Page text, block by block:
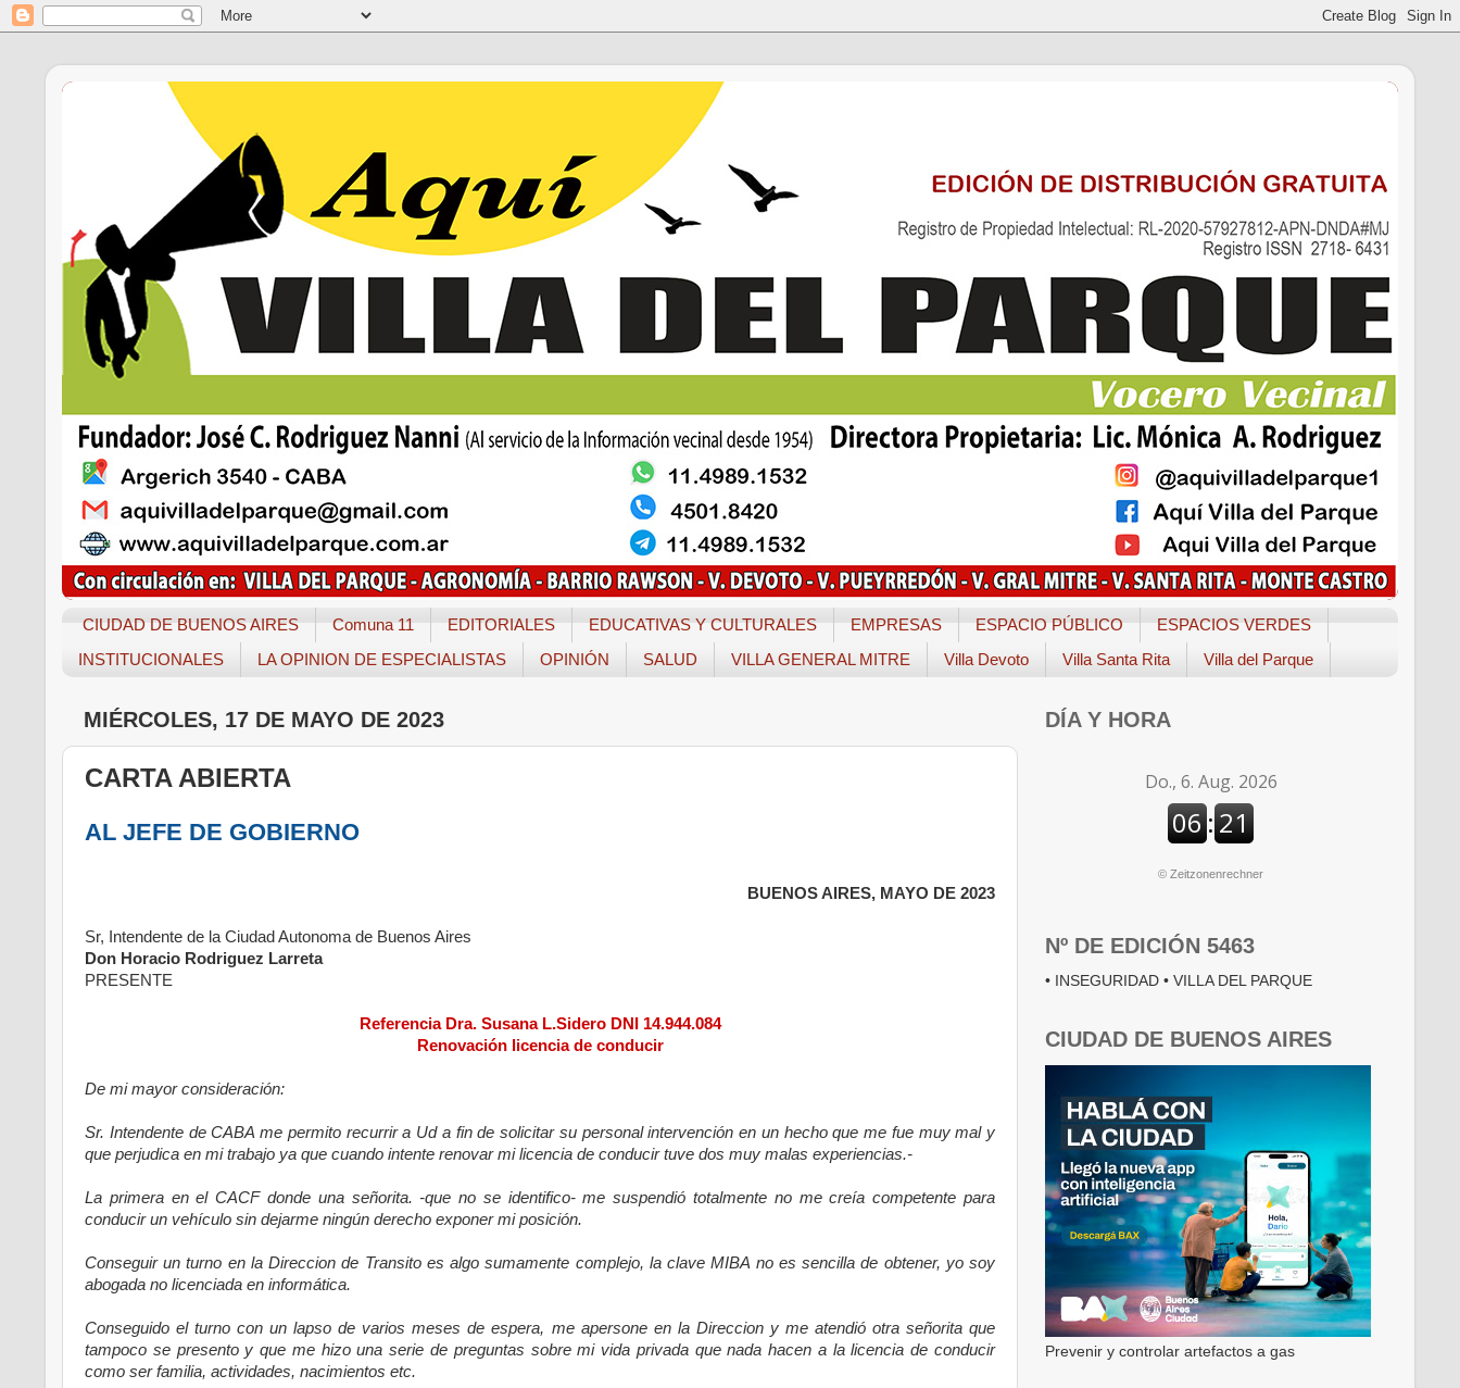
CIUDAD DE BUENOS AIRES Comuna 11 EDITORIALES EDUCATIVAS Y CULTURALES EMPRESAS ESPACIO PÚBLICO
ESPACIOS VERDES
INSTITUCIONALES
LA OPINION DE ESPECIALISTAS OPINIÓN SALUD VILLA GENERAL MITRE Villa Devoto Villa Santa Rita Villa del Parque
MIÉRCOLES, 17 DE MAYO DE 2023
CARTA ABIERTA
AL JEFE DE GOBIERNO
BUENOS AIRES, MAYO DE 2023
Sr, Intendente de la Ciudad Autonoma de Buenos Aires
Don Horacio Rodriguez Larreta
PRESENTE
Referencia Dra. Susana L.Sidero DNI 14.944.084
Renovación licencia de conducir
De mi mayor consideración:
Sr. Intendente de CABA me permito recurrir a Ud a fin de solicitar su personal intervención en un hecho que me fue muy mal y
que perjudica en mi trabajo ya que cuando intente renovar mi licencia de conducir tuve dos muy malas experiencias.-
La primera en el CACF donde una señorita. -que no se identifico- me suspendió totalmente no me creía competente para
conducir un vehículo sin dejarme ningún derecho exponer mi posición.
Conseguir un turno en la Direccion de Transito es algo sumamente complejo, la clave MIBA no es sencilla de obtener, yo soy
abogada no licenciada en informática.
Conseguido el turno con un lapso de varios meses de espera, me apersone en la Direccion y me atendió otra señorita que
tampoco se presento y que me hizo una serie de preguntas sobre mi vida privada que nada hacen a la licencia de conducir
como ser familia, actividades, nacimientos etc.
DÍA Y HORA
© Zeitzonenrechner
Nº DE EDICIÓN 5463
• INSEGURIDAD • VILLA DEL PARQUE
CIUDAD DE BUENOS AIRES
Prevenir y controlar artefactos a gas